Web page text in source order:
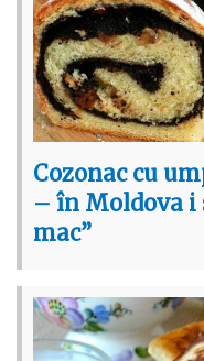
Cozonac cu
– în Moldova i
mac”